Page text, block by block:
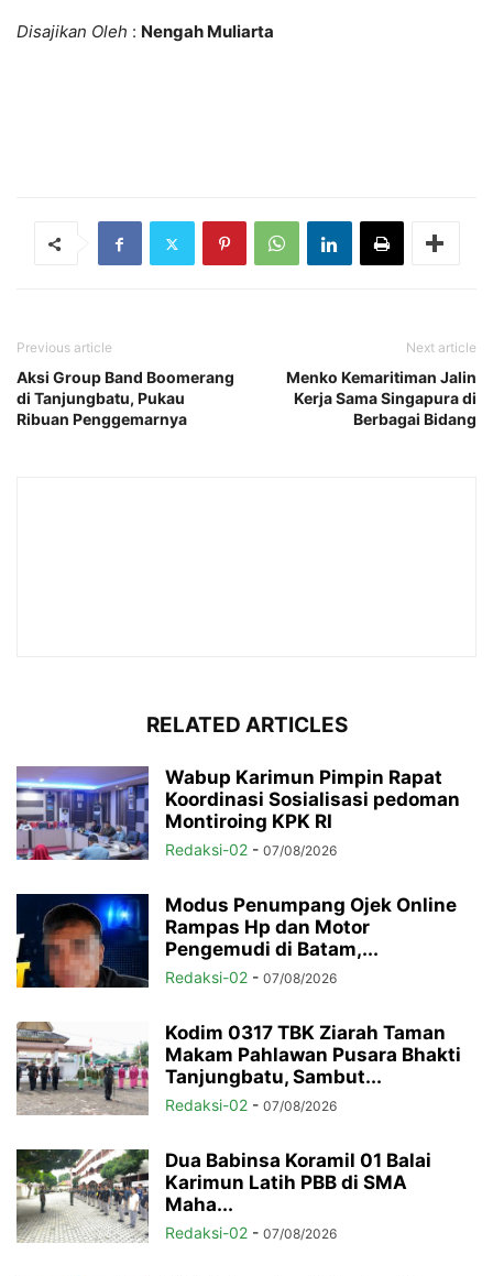
Disajikan Oleh : Nengah Muliarta
Previous article
Aksi Group Band Boomerang
di Tanjungbatu, Pukau
Ribuan Penggemarnya
Next article
Menko Kemaritiman Jalin
Kerja Sama Singapura di
Berbagai Bidang
RELATED ARTICLES
Wabup Karimun Pimpin Rapat
Koordinasi Sosialisasi pedoman
Montiroing KPK RI
Redaksi-02 - 07/08/2026
Modus Penumpang Ojek Online
Rampas Hp dan Motor
Pengemudi di Batam,...
Redaksi-02 - 07/08/2026
Kodim 0317 TBK Ziarah Taman
Makam Pahlawan Pusara Bhakti
Tanjungbatu, Sambut...
Redaksi-02 - 07/08/2026
Dua Babinsa Koramil 01 Balai
Karimun Latih PBB di SMA
Maha...
Redaksi-02 - 07/08/2026